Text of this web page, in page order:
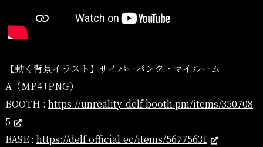
【動く背景イラスト】サイバーパンク・マイルーム
A（MP4+PNG）
BOOTH : https://unreality-delf.booth.pm/items/350708
5
BASE : https://delf.official.ec/items/56775631